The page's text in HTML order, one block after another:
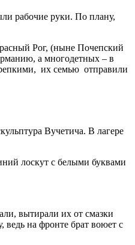
рабочие руки. По плану,
Рог, (ныне Почепский
а многодетных – в
их семью отправили
Вучетича. В лагере
лоскут с белыми буквами
вытирали их от смазки
на фронте брат воюет с